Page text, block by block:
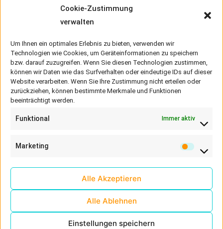
Cookie-Zustimmung
verwalten
Um Ihnen ein optimales Erlebnis zu bieten, verwenden wir
Technologien wie Cookies, um Geräteinformationen zu speichern
bzw. darauf zuzugreifen. Wenn Sie diesen Technologien zustimmen,
können wir Daten wie das Surfverhalten oder eindeutige IDs auf dieser
Website verarbeiten. Wenn Sie Ihre Zustimmung nicht erteilen oder
zurückziehen, können bestimmte Merkmale und Funktionen
beeinträchtigt werden.
Funktional Immer aktiv
Marketing
Alle Akzeptieren
Alle Ablehnen
Einstellungen speichern
04661 960520
Unsere Schule
Alwin Julius Lensch
Unterricht und Pausenzeiten